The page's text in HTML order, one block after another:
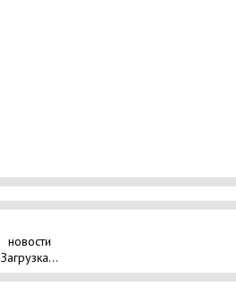
новости
Загрузка...